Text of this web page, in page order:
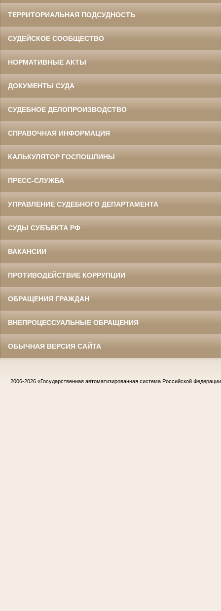
ТЕРРИТОРИАЛЬНАЯ ПОДСУДНОСТЬ
СУДЕЙСКОЕ СООБЩЕСТВО
НОРМАТИВНЫЕ АКТЫ
ДОКУМЕНТЫ СУДА
СУДЕБНОЕ ДЕЛОПРОИЗВОДСТВО
СПРАВОЧНАЯ ИНФОРМАЦИЯ
КАЛЬКУЛЯТОР ГОСПОШЛИНЫ
ПРЕСС-СЛУЖБА
УПРАВЛЕНИЕ СУДЕБНОГО ДЕПАРТАМЕНТА
СУДЫ СУБЪЕКТА РФ
ВАКАНСИИ
ПРОТИВОДЕЙСТВИЕ КОРРУПЦИИ
ОБРАЩЕНИЯ ГРАЖДАН
ВНЕПРОЦЕССУАЛЬНЫЕ ОБРАЩЕНИЯ
ОБЫЧНАЯ ВЕРСИЯ САЙТА
2006-2026 «Государственная автоматизированная система Российской